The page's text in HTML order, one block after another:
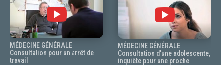
MÉDECINE GÉNÉRALE
Consultation pour un arrêt de
travail
MÉDECINE GÉNÉRALE
Consultation d'une adolescente,
inquiète pour une proche